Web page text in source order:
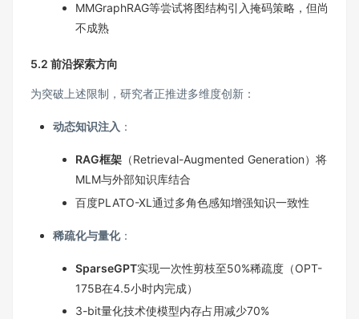
MMGraphRAG等尝试将图结构引入掩码策略，但尚
不成熟
5.2 前沿探索方向
为突破上述限制，研究者正推进多维度创新：
动态知识注入 ：
RAG框架 （Retrieval-Augmented Generation）将
MLM与外部知识库结合
百度PLATO-XL通过多角色感知增强知识一致性
稀疏化与量化：
SparseGPT实现一次性剪枝至50%稀疏度（OPT-
175B在4.5小时内完成）
3-bit量化技术使模型内存占用减少70%